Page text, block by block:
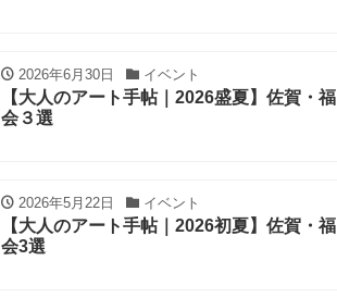
2026年6月30日 イベント
【大人のアート手帖｜2026盛夏】佐賀・
会３選
2026年5月22日 イベント
【大人のアート手帖｜2026初夏】佐賀・
会3選